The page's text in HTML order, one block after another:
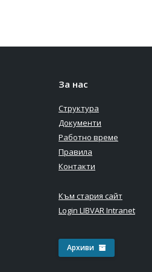
За нас
Структура
Документи
Работно време
Правила
Контакти
Към стария сайт
Login LIBVAR Intranet
Архиви